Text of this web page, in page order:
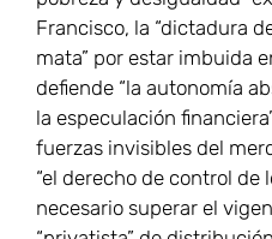
Francisco, la “dictadura
mata” por estar imbuida
defiende “la autonomía
la especulación
fuerzas invisibles del
“el derecho de control de
necesario superar el